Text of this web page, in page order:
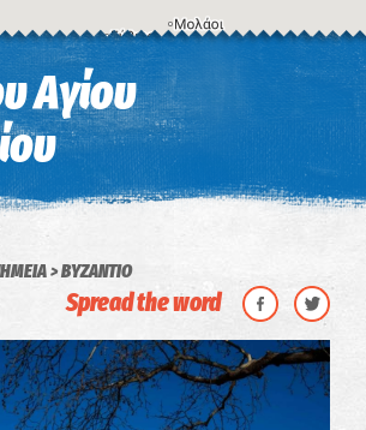
εικόνα ενδέχεται να υπόκειται σε πνευματικά δικαιώματα Όροι
Αγίου
ΒΥΖΑΝΤΙΟ
Spread the word